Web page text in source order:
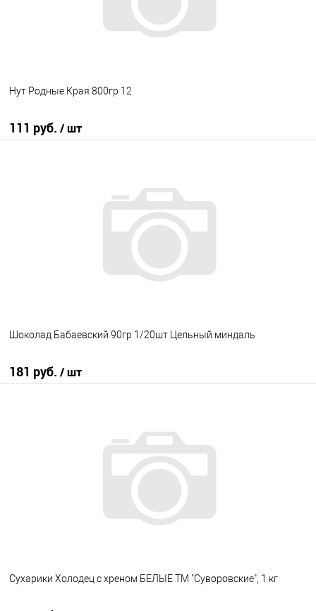
Нут Родные Края 800гр 12
111 руб. / шт
В наличии
Шоколад Бабаевский 90гр 1/20шт Цельный миндаль
181 руб. / шт
В наличии
Сухарики Холодец с хреном БЕЛЫЕ ТМ "Суворовские", 1 кг